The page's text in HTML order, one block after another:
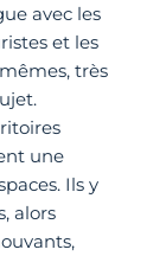
avec les
et les
très
une
Ils y
alors